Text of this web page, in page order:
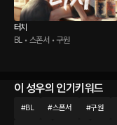
터치
BL • 스폰서 • 구원
이 성우의 인기키워드
#BL #스폰서 #구원